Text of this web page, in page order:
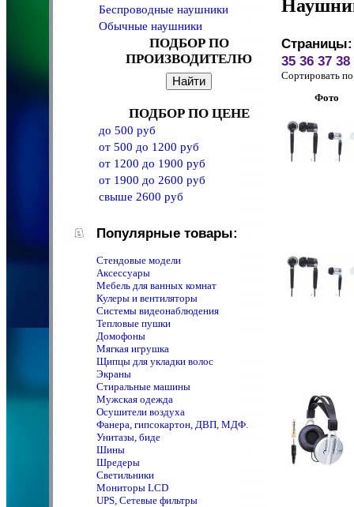
Беспроводные наушники
Обычные наушники
ПОДБОР ПО
ПРОИЗВОДИТЕЛЮ
ПОДБОР ПО ЦЕНЕ
до 500 руб
от 500 до 1200 руб
от 1200 до 1900 руб
от 1900 до 2600 руб
свыше 2600 руб
Популярные товары:
Стендовые модели
Аксессуары
Мебель для ванных комнат
Кулеры и вентиляторы
Системы видеонаблюдения
Тепловые пушки
Домофоны
Мягкая игрушка
Щипцы для укладки волос
Экраны
Стиральные машины
Мужская одежда
Осушители воздуха
Фанера, гипсокартон, ДВП, МДФ.
Унитазы, биде
Шины
Шредеры
Светильники
Мониторы LCD
UPS, Сетевые фильтры
Страницы:
35 36 37 38
Сортировать
Фото